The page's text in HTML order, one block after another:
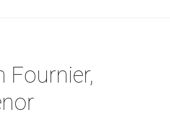
Fournier,